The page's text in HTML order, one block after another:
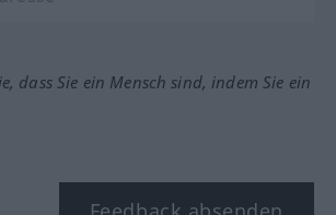
dass Sie ein Mensch sind, indem Sie ein